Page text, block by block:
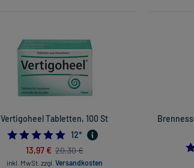
Vertigoheel Tabletten, 100 St
4.75
12*
13,97 € 20,30 €
inkl. MwSt. zzgl. Versandkosten